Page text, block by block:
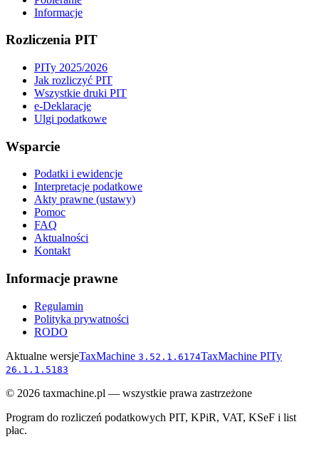
Informacje
Rozliczenia PIT
PITy 2025/2026
Jak rozliczyć PIT
Wszystkie druki PIT
e-Deklaracje
Ulgi podatkowe
Wsparcie
Podatki i ewidencje
Interpretacje podatkowe
Akty prawne (ustawy)
Pomoc
FAQ
Aktualności
Kontakt
Informacje prawne
Regulamin
Polityka prywatności
RODO
Aktualne wersjeTaxMachine 3.52.1.6174TaxMachine PITy
26.1.1.5183
© 2026 taxmachine.pl — wszystkie prawa zastrzeżone
Program do rozliczeń podatkowych PIT, KPiR, VAT, KSeF i list
płac.